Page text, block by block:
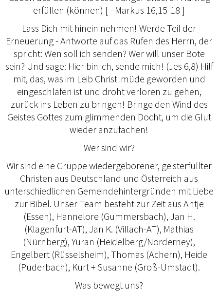
erfüllen (können) [ - Markus 16,15-18 ]
Lass Dich mit hinein nehmen! Werde Teil der
Erneuerung - Antworte auf das Rufen des Herrn, der
spricht: Wen soll ich senden? Wer will unser Bote
sein? Und sage: Hier bin ich, sende mich! (Jes 6,8) Hilf
mit, das, was im Leib Christi müde geworden und
eingeschlafen ist und droht verloren zu gehen,
zurück ins Leben zu bringen! Bringe den Wind des
Geistes Gottes zum glimmenden Docht, um die Glut
wieder anzufachen!
Wer sind wir?
Wir sind eine Gruppe wiedergeborener, geisterfüllter
Christen aus Deutschland und Österreich aus
unterschiedlichen Gemeindehintergründen mit Liebe
zur Bibel. Unser Team besteht zur Zeit aus Antje
(Essen), Hannelore (Gummersbach), Jan H.
(Klagenfurt-AT), Jan K. (Villach-AT), Mathias
(Nürnberg), Yuran (Heidelberg/Norderney),
Engelbert (Rüsselsheim), Thomas (Achern), Heide
(Puderbach), Kurt + Susanne (Groß-Umstadt).
Was bewegt uns?